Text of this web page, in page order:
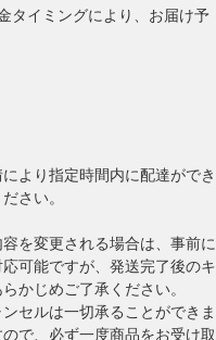
タイミングにより、お届け予
より指定時間内に配達ができ
さい。
を変更される場合は、事前に
可能ですが、発送完了後のキ
かじめご了承ください。
セルは一切承ることができま
で、必ず一度商品をお受け取